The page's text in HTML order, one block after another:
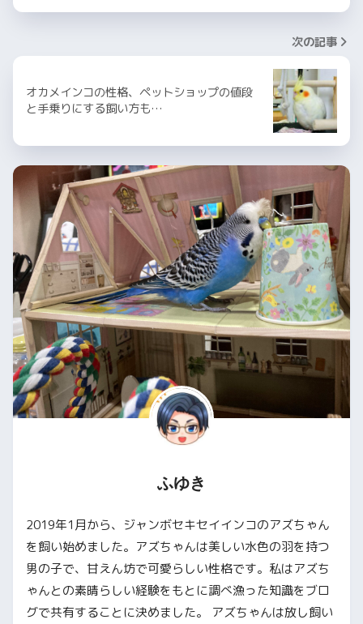
次の記事
オカメインコの性格、ペットショップの値段
と手乗りにする飼い方も…
ふゆき
2019年1月から、ジャンボセキセイインコのアズちゃん
を飼い始めました。アズちゃんは美しい水色の羽を持つ
男の子で、甘えん坊で可愛らしい性格です。私はアズち
ゃんとの素晴らしい経験をもとに調べ漁った知識をブロ
グで共有することに決めました。 アズちゃんは放し飼い